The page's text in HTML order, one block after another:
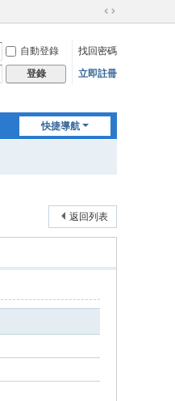
切
到
寬
自動登錄
找回密碼
登錄 立即註冊
快捷導航
返回列表